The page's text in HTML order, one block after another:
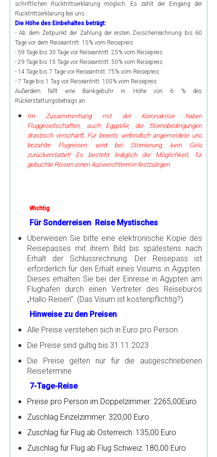
Ab Assuan
Elephantine Insel
Philae-Tempel - Staudamm - Unvollendeter Obelisk
Nubisches Museum
Motorbootfahrt zum nubischen Dorf
Simeonskloster
Abu Simbel mit dem Auto
Ab Alexandria Hafen
Alexandria Tagestour
Kairo Tagestour
Wüsten und Oasen
Rundfahrt durch die westliche Wüste
Kairo und die Oase Fayum
Reisen Ägypten individuell
Reise - Mystisches Kairo
Reise - Mystisches Ägypten
Erlebnis Reise Kairo - Pyramiden
Fünf Tage Nil Kultur Erlebnis
Nil - Feluken Erlebnis Fahrt
Luxor mit dem Fahrrad
Luxor mit Esel und Fahrrad
Abu Simbel und Assuan Individuell
Transfers
Kontakt
schriftlichen Rücktrittserklärung möglich. Es zählt der Eingang der
Rücktrittserklärung bei uns.:
Die Höhe des Einbehaltes beträgt:
- Ab dem Zeitpunkt der Zahlung der ersten Zwischenrechnung bis 60
Tage vor dem Reiseantritt: 15% vom Reisepreis
- 59 Tage bis 30 Tage vor Reiseantritt: 25% vom Reisepreis
- 29 Tage bis 15 Tage vor Reiseantritt: 50% vom Reisepreis
- 14 Tage bis 7 Tage vor Reiseantritt: 75% vom Reisepreis
- 7 Tage bis 1 Tag vor Reiseantritt: 100% vom Reisepreis
Außerdem fällt eine Bankgebühr in Höhe von 6 % des
Rückerstattungsbetrags an
Im Zusammenhang mit der Koronakrise haben
Fluggesellschaften, auch EgyptAir, die Stornobedingungen
drastisch verschärft. Für bereits verbindlich angemeldete und
bezahlte Flugreisen wird bei Stornierung kein Geld
zurückerstattet! Es besteht lediglich die Möglichkeit, für
gebuchte Reisen einen Ausweichtermin festzulegen
Wichtig
Für Sonderreisen Reise Mystisches
Überweisen Sie bitte eine elektronische Kopie des
Reisepasses mit ihrem Bild bis spätestens nach
Erhalt der Schlussrechnung. Der Reisepass ist
erforderlich für den Erhalt eines Visums in Ägypten.
Dieses erhalten Sie bei der Einreise in Ägypten am
Flughafen durch einen Vertreter des Reisebüros
„Hallo Reisen“. (Das Visum ist kostenpflichtig?)
Hinweise zu den Preisen
Alle Preise verstehen sich in Euro pro Person
Die Preise sind gültig bis 31.11.2023
Die Preise gelten nur für die ausgeschriebenen
Reisetermine
7-Tage-Reise
Preise pro Person im Doppelzimmer: 2265,00Euro
Zuschlag Einzelzimmer: 320,00 Euro
Zuschlag für Flug ab Osterreich: 135,00 Euro
Zuschlag für Flug ab Flug Schweiz: 180,00 Euro